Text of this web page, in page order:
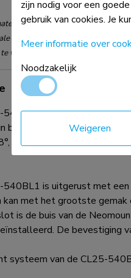
zijn slechts een indicatie,
gewicht en de VESA-maat zijn
worden overschreden.
is een universele
breed inzetbaar. De CL25-
-8°), zorgt voor optimale
is uitgerust met
met het grootste
is de buis van de
De bevestiging
systeem van de CL25-
zijn nodig voor een
gebruik van cookies. Je
Meer informatie over
Noodzakelijk
Weigeren